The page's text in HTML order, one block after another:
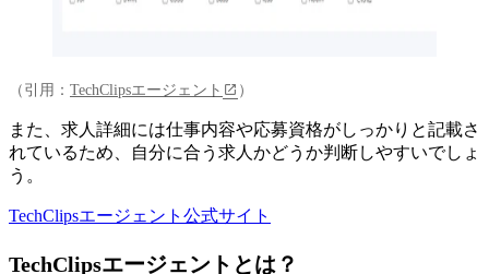
（引用： TechClipsエージェント ）
また、求人詳細には仕事内容や応募資格がしっかりと記載さ
れているため、自分に合う求人かどうか判断しやすいでしょ
う。
TechClipsエージェント公式サイト
TechClipsエージェントとは？